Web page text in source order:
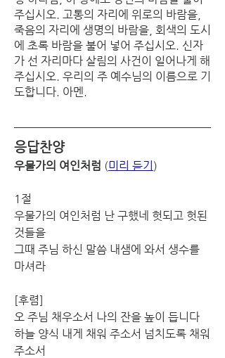
주십시오. 고통의 자리에 위로의 바람을,
죽음의 자리에 생명의 바람을, 회색의 도시
에 초록 바람을 불어 넣어 주십시오. 신자
가 선 자리마다 살림의 사건이 일어나게 해
주십시오. 우리의 주 예수님의 이름으로 기
도합니다. 아멘.
응답찬양
우물가의 여인처럼 (미리 듣기 )
1절
우물가의 여인처럼 난 구했네 헛되고 헛된
것들을
그때 주님 하신 말씀 내샘에 와서 생수를
마셔라
[후렴]
오 주님 채우소서 나의 잔을 높이 듭니다
하늘 양식 내게 채워 주소서 넘치도록 채워
주소서